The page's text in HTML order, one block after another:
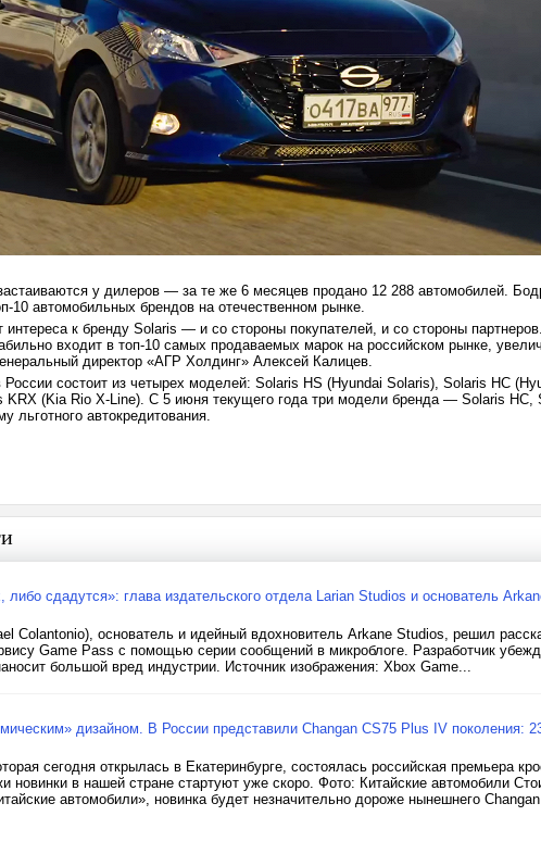
у дилеров — за те же 6 месяцев продано 12 288 автомобилей.
10 автомобильных брендов на отечественном рынке.
к бренду Solaris — и со стороны покупателей, и со стороны
входит в топ-10 самых продаваемых марок на российском рынке,
директор «АГР Холдинг» Алексей Калицев.
состоит из четырех моделей: Solaris HS (Hyundai Solaris), Solaris HC
KRX (Kia Rio X-Line). С 5 июня текущего года три модели бренда — Solaris HC,
льготного автокредитования.
сдадутся»: глава издательского отдела Larian Studios и основатель
Colantonio), основатель и идейный вдохновитель Arkane Studios, решил
Game Pass с помощью серии сообщений в микроблоге. Разработчик
большой вред индустрии. Источник изображения: Xbox Game...
дизайном. В России представили Changan CS75 Plus IV поколения:
сегодня открылась в Екатеринбурге, состоялась российская премьера
новинки в нашей стране стартуют уже скоро. Фото: Китайские автомобили
автомобили», новинка будет незначительно дороже нынешнего